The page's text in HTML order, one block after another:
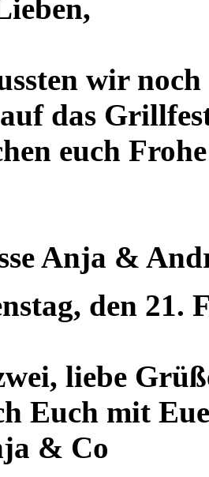
wir
das
euch
Anja &
den 21.
liebe
Euch mit
& Co